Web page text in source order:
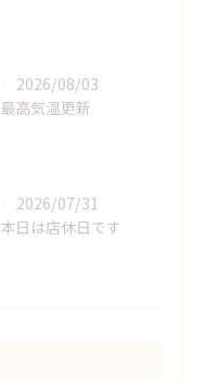
2026/08/03
最高気温更新
2026/07/31
本日は店休日です